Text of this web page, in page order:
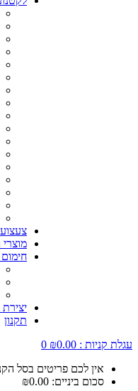
מוצרי
תקנון
עגלת קניות :
₪0.00
0
אין לכם פריטים בסל
סכום ביניים:
₪0.00